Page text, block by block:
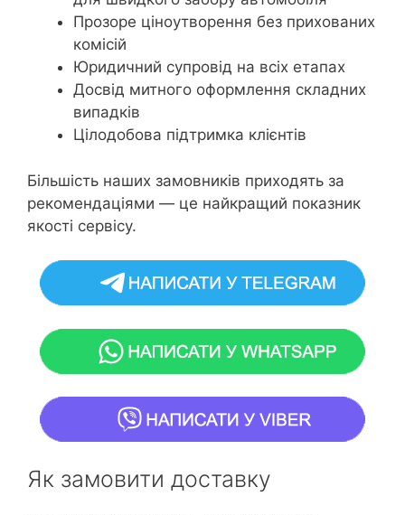
Прозоре ціноутворення без прихованих
комісій
Юридичний супровід на всіх етапах
Досвід митного оформлення складних
випадків
Цілодобова підтримка клієнтів
Більшість наших замовників приходять за
рекомендаціями — це найкращий показник
якості сервісу.
Як замовити доставку